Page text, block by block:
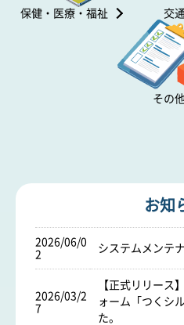
保健・医療・福祉 交通
その他
お知
2026/06/0
2
システムメンテ
2026/03/2
7
【正式リリース
ォーム「つくシ
た。